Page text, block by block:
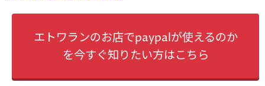
エトワランのお店でpaypalが使えるのか
を今すぐ知りたい方はこちら